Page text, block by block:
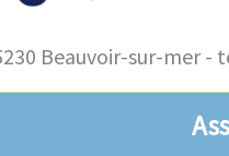
Beauvoir-sur-mer -